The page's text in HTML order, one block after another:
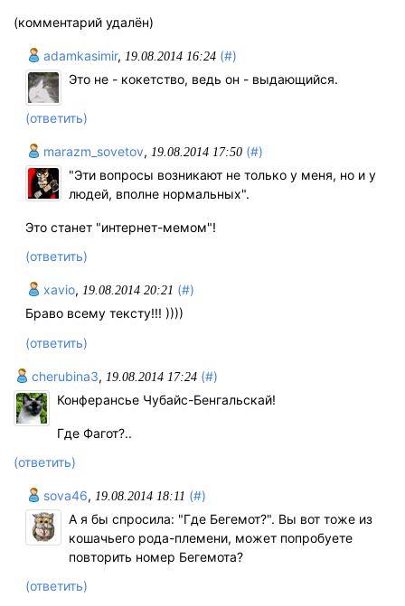
(комментарий удалён)
adamkasimir, 19.08.2014 16:24 (#)
Это не - кокетство, ведь он - выдающийся.
(ответить)
marazm_sovetov, 19.08.2014 17:50 (#)
"Эти вопросы возникают не только у меня, но и у
людей, вполне нормальных".
Это станет "интернет-мемом"!
(ответить)
xavio, 19.08.2014 20:21 (#)
Браво всему тексту!!! ))))
(ответить)
cherubina3, 19.08.2014 17:24 (#)
Конферансье Чубайс-Бенгальскай!
Где Фагот?..
(ответить)
sova46, 19.08.2014 18:11 (#)
А я бы спросила: "Где Бегемот?". Вы вот тоже из
кошачьего рода-племени, может попробуете
повторить номер Бегемота?
(ответить)